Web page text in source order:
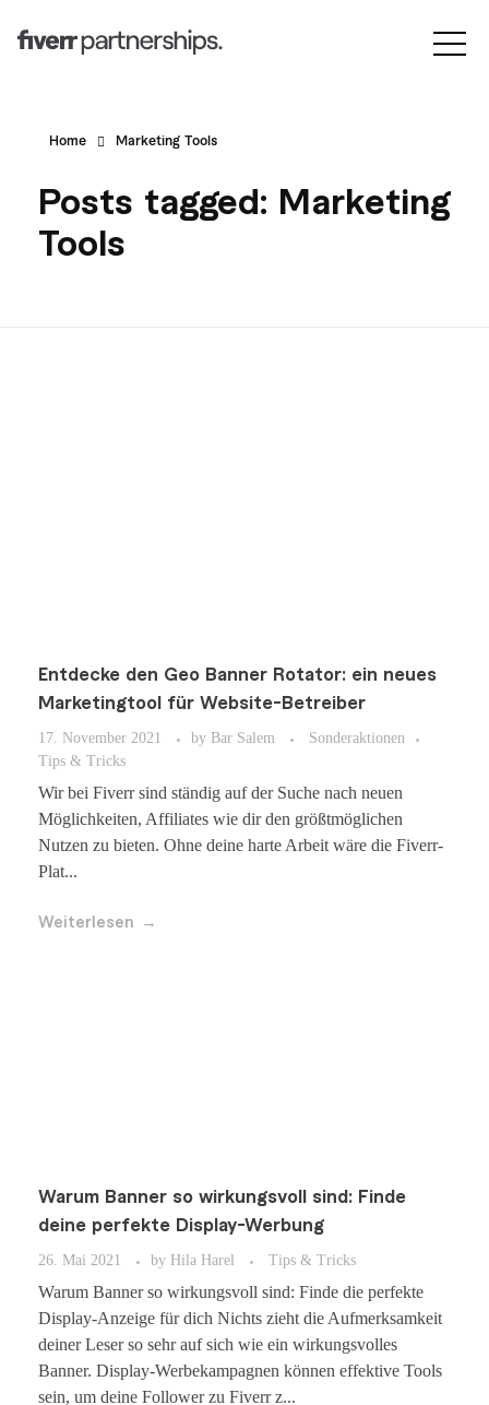
Home Marketing Tools
Posts tagged: Marketing
Tools
Entdecke den Geo Banner Rotator: ein neues
Marketingtool für Website-Betreiber
17. November 2021
by Bar Salem
Sonderaktionen
Tips & Tricks
Wir bei Fiverr sind ständig auf der Suche nach neuen
Möglichkeiten, Affiliates wie dir den größtmöglichen
Nutzen zu bieten. Ohne deine harte Arbeit wäre die Fiverr-
Plat...
Weiterlesen
Warum Banner so wirkungsvoll sind: Finde
deine perfekte Display-Werbung
26. Mai 2021
by Hila Harel Tips & Tricks
Warum Banner so wirkungsvoll sind: Finde die perfekte
Display-Anzeige für dich Nichts zieht die Aufmerksamkeit
deiner Leser so sehr auf sich wie ein wirkungsvolles
Banner. Display-Werbekampagnen können effektive Tools
sein, um deine Follower zu Fiverr z...